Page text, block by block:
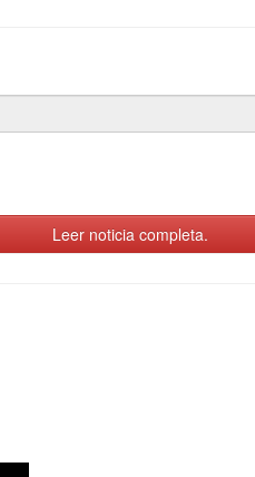
Leer noticia completa.